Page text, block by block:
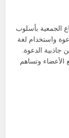
الجمعية بأسلوب
واستخدام لغة
جاذبية الدعوة.
الأعضاء وتساهم